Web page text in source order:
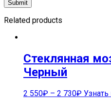
Related products
Стеклянная
Черный
2 550₽ – 2 730₽ Узнать